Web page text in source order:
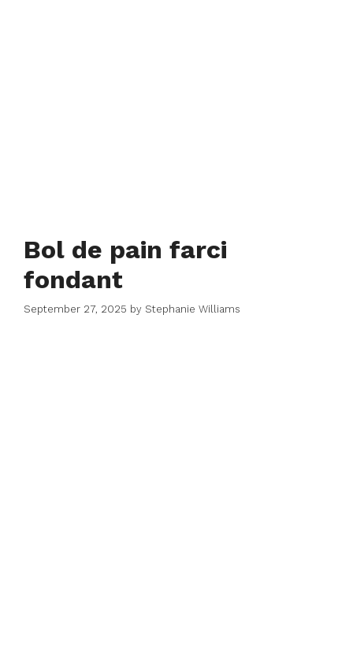
Bol de pain farci
fondant
September 27, 2025 by Stephanie Williams